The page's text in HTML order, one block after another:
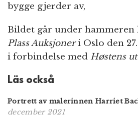
bygge gjerder av,
Bildet går under hammeren
Plass Auksjoneri Oslo den
i forbindelse med Høstens
Läs också
Portrett av malerinnen Harriet
december 2021